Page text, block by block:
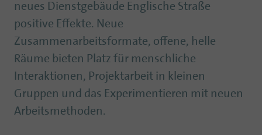
neues Dienstgebäude Englische Straße
positive Effekte. Neue
Zusammenarbeitsformate, offene, helle
Räume bieten Platz für menschliche
Interaktionen, Projektarbeit in kleinen
Gruppen und das Experimentieren mit neuen
Arbeitsmethoden.